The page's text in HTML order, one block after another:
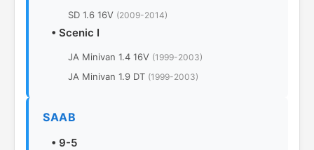
SD 1.6 16V (2009-2014)
• Scenic I
JА Minivan 1.4 16V (1999-2003)
JА Minivan 1.9 DT (1999-2003)
SAAB
• 9-5